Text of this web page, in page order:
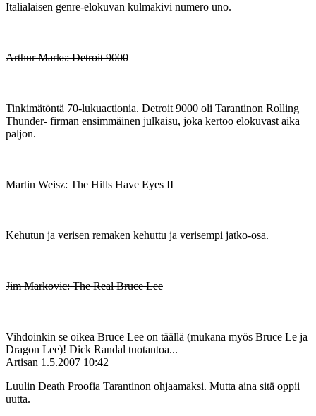
Italialaisen genre-elokuvan kulmakivi numero uno.
Arthur Marks: Detroit 9000
Tinkimätöntä 70-lukuactionia. Detroit 9000 oli Tarantinon Rolling
Thunder- firman ensimmäinen julkaisu, joka kertoo elokuvast aika
paljon.
Martin Weisz: The Hills Have Eyes II
Kehutun ja verisen remaken kehuttu ja verisempi jatko-osa.
Jim Markovic: The Real Bruce Lee
Vihdoinkin se oikea Bruce Lee on täällä (mukana myös Bruce Le ja
Dragon Lee)! Dick Randal tuotantoa...
Artisan 1.5.2007 10:42
Luulin Death Proofia Tarantinon ohjaamaksi. Mutta aina sitä oppii
uutta.